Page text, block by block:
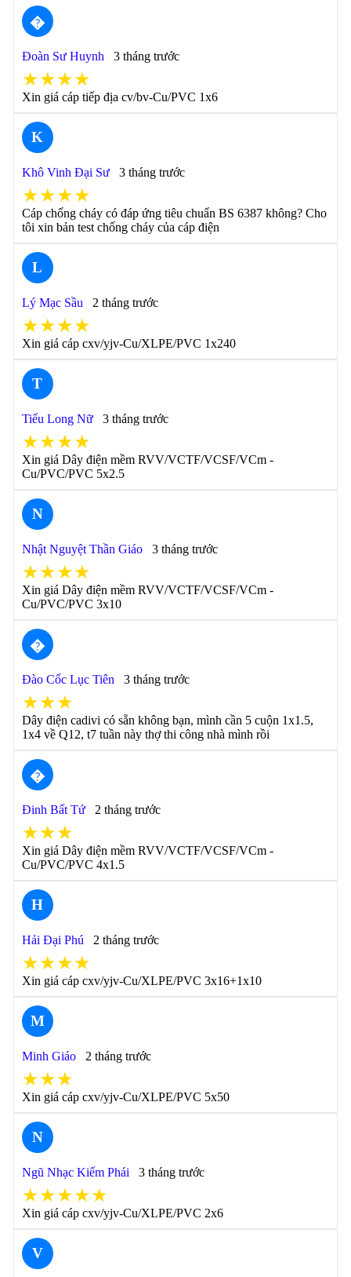
�
Đoàn Sư Huynh 3 tháng trước
★★★★
Xin giá cáp tiếp địa cv/bv-Cu/PVC 1x6
K
Khô Vinh Đại Sư 3 tháng trước
★★★★
Cáp chống cháy có đáp ứng tiêu chuẩn BS 6387 không? Cho
tôi xin bản test chống cháy của cáp điện
L
Lý Mạc Sầu 2 tháng trước
★★★★
Xin giá cáp cxv/yjv-Cu/XLPE/PVC 1x240
T
Tiểu Long Nữ 3 tháng trước
★★★★
Xin giá Dây điện mềm RVV/VCTF/VCSF/VCm -
Cu/PVC/PVC 5x2.5
N
Nhật Nguyệt Thần Giáo 3 tháng trước
★★★★
Xin giá Dây điện mềm RVV/VCTF/VCSF/VCm -
Cu/PVC/PVC 3x10
�
Đào Cốc Lục Tiên 3 tháng trước
★★★
Dây điện cadivi có sẵn không bạn, mình cần 5 cuộn 1x1.5,
1x4 về Q12, t7 tuần này thợ thi công nhà mình rồi
�
Đinh Bất Tứ 2 tháng trước
★★★
Xin giá Dây điện mềm RVV/VCTF/VCSF/VCm -
Cu/PVC/PVC 4x1.5
H
Hải Đại Phú 2 tháng trước
★★★★
Xin giá cáp cxv/yjv-Cu/XLPE/PVC 3x16+1x10
M
Minh Giáo 2 tháng trước
★★★
Xin giá cáp cxv/yjv-Cu/XLPE/PVC 5x50
N
Ngũ Nhạc Kiếm Phái 3 tháng trước
★★★★★
Xin giá cáp cxv/yjv-Cu/XLPE/PVC 2x6
V